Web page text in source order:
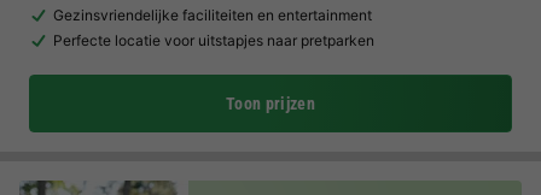
Gezinsvriendelijke faciliteiten en entertainment
Perfecte locatie voor uitstapjes naar pretparken
Toon prijzen